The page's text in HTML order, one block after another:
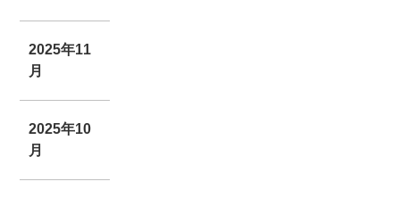
2025年11
月
2025年10
月